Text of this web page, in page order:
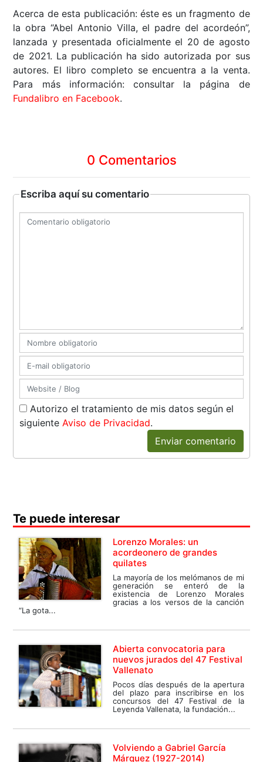
Acerca de esta publicación: éste es un fragmento de
la obra “Abel Antonio Villa, el padre del acordeón”,
lanzada y presentada oficialmente el 20 de agosto
de 2021. La publicación ha sido autorizada por sus
autores. El libro completo se encuentra a la venta.
Para más información: consultar la página de
Fundalibro en Facebook.
0 Comentarios
Escriba aquí su comentario
Autorizo el tratamiento de mis datos según el
siguienteAviso de Privacidad.
Enviar comentario
Te puede interesar
Lorenzo Morales: un
acordeonero de grandes
quilates
La mayoría de los melómanos de mi
generación se enteró de la
existencia de Lorenzo Morales
gracias a los versos de la canción
“La gota...
Abierta convocatoria para
nuevos jurados del 47 Festival
Vallenato
Pocos días después de la apertura
del plazo para inscribirse en los
concursos del 47 Festival de la
Leyenda Vallenata, la fundación...
Volviendo a Gabriel García
Márquez (1927-2014)